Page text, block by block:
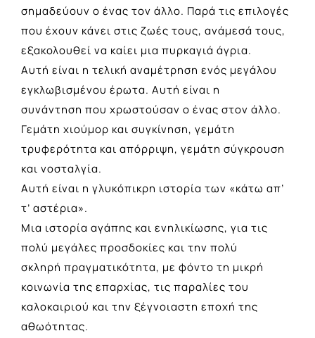
σημαδεύουν ο ένας τον άλλο. Παρά τις επιλογές
που έχουν κάνει στις ζωές τους, ανάμεσά τους,
εξακολουθεί να καίει μια πυρκαγιά άγρια.
Αυτή είναι η τελική αναμέτρηση ενός μεγάλου
εγκλωβισμένου έρωτα. Αυτή είναι η
συνάντηση που χρωστούσαν ο ένας στον άλλο.
Γεμάτη χιούμορ και συγκίνηση, γεμάτη
τρυφερότητα και απόρριψη, γεμάτη σύγκρουση
και νοσταλγία.
Αυτή είναι η γλυκόπικρη ιστορία των «κάτω απ’
τ’ αστέρια».
Μια ιστορία αγάπης και ενηλικίωσης, για τις
πολύ μεγάλες προσδοκίες και την πολύ
σκληρή πραγματικότητα, με φόντο τη μικρή
κοινωνία της επαρχίας, τις παραλίες του
καλοκαιριού και την ξέγνοιαστη εποχή της
αθωότητας.